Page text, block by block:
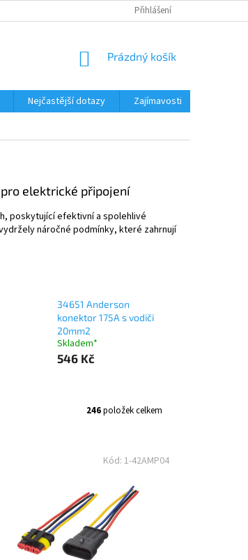
SLOVNÍK POJMŮ
Přihlášení
NÁKUPNÍ
Prázdný košík
Nejčastější dotazy Zajímavosti
elektrické připojení
poskytující efektivní a spolehlivé
náročné podmínky, které zahrnují
34651 Anderson
konektor 175A s vodiči
20mm2
Skladem*
546 Kč
246položek celkem
Kód: 1-42AMP04